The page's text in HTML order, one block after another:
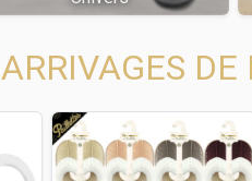
ARRIVAGES DE